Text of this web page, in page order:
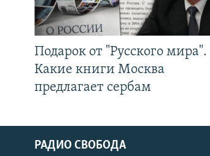
Подарок от "Русского мира".
Какие книги Москва
предлагает сербам
РАДИО СВОБОДА